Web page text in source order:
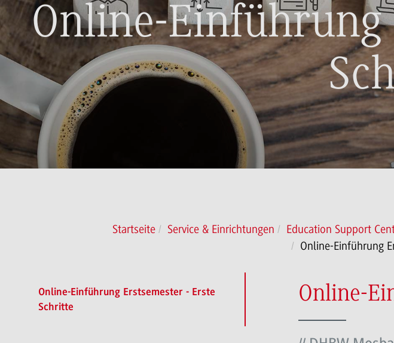
Online-Einführung
Startseite Service & Einrichtungen Education Support
Online-Einführung
Online-Einführung Erstsemester - Erste
Schritte
Online-